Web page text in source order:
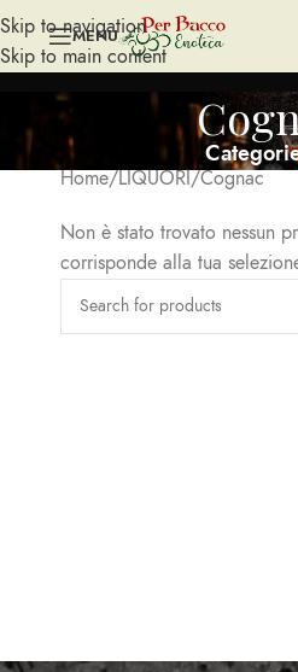
Skip to navigation
Skip to main content
MENU
Home LIQUORI Cognac
Non è stato trovato nessun
corrisponde alla tua